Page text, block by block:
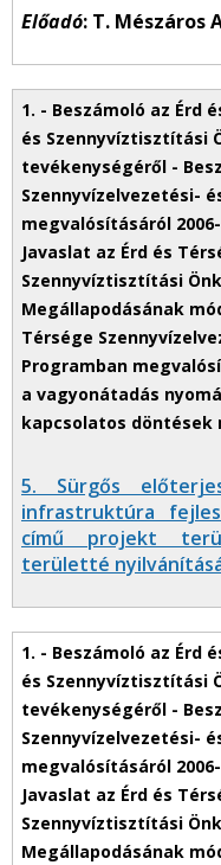
Előadó: T. Mészáros
5. Sürgős
infrastruktúra
című projekt
területté